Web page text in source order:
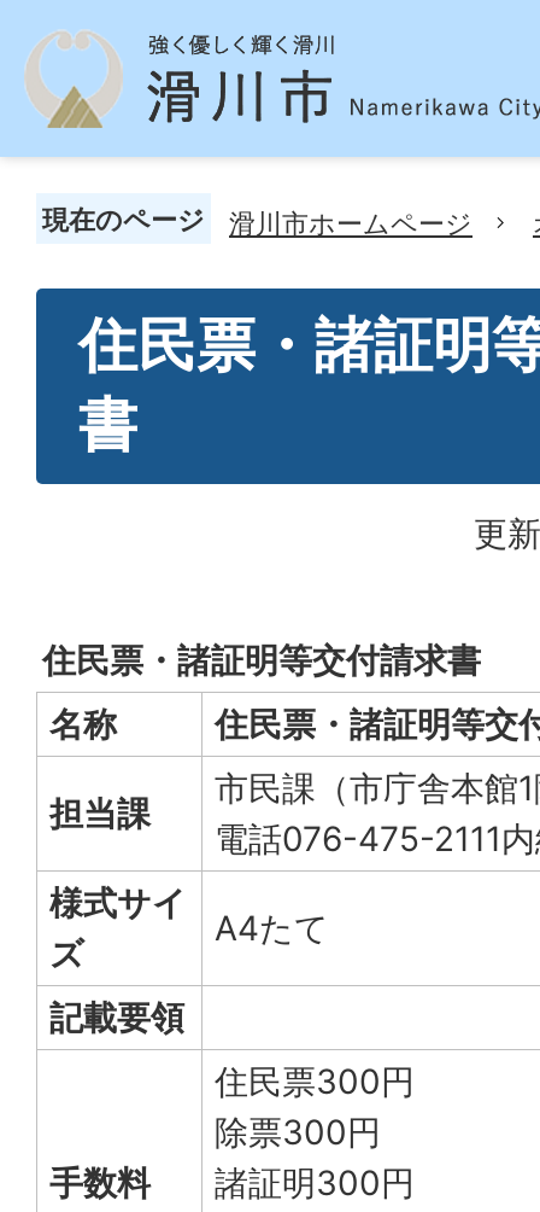
現在のページ 滑川市ホームページ
住民票・諸証明
書
更
住民票・諸証明等交付請求書
名称
住民票・諸証明等交
担当課
市民課（市庁舎本館
電話076-475-2111
様式サイ
ズ
A4たて
記載要領
手数料
住民票300円
除票300円
諸証明300円